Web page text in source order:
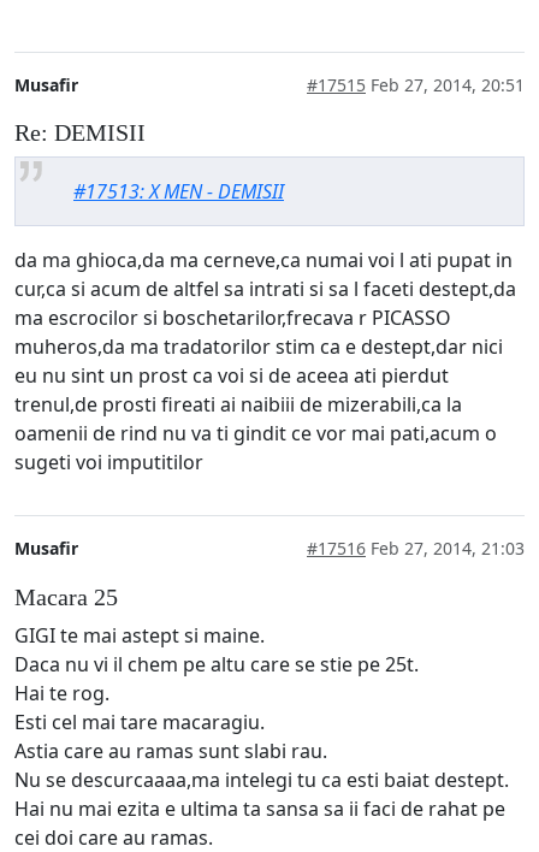
Musafir #17515 Feb 27, 2014, 20:51
Re: DEMISII
#17513: X MEN - DEMISII
da ma ghioca,da ma cerneve,ca numai voi l ati pupat in
cur,ca si acum de altfel sa intrati si sa l faceti destept,da
ma escrocilor si boschetarilor,frecava r PICASSO
muheros,da ma tradatorilor stim ca e destept,dar nici
eu nu sint un prost ca voi si de aceea ati pierdut
trenul,de prosti fireati ai naibiii de mizerabili,ca la
oamenii de rind nu va ti gindit ce vor mai pati,acum o
sugeti voi imputitilor
Musafir #17516 Feb 27, 2014, 21:03
Macara 25
GIGI te mai astept si maine.
Daca nu vi il chem pe altu care se stie pe 25t.
Hai te rog.
Esti cel mai tare macaragiu.
Astia care au ramas sunt slabi rau.
Nu se descurcaaaa,ma intelegi tu ca esti baiat destept.
Hai nu mai ezita e ultima ta sansa sa ii faci de rahat pe
cei doi care au ramas.